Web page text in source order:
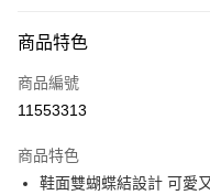
台灣樂天信用卡公司
玉山商業銀行
台灣樂天信用卡公司
Google Pay
全支付
大哥付你分期
商品特色
商品編號
11553313
商品特色
鞋面雙蝴蝶結設計 可愛